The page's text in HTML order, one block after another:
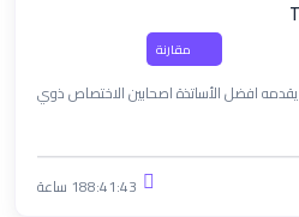
مقارنة
دورة خاصة للامتحان الموحد TRYÖS يقدمه افضل الأساتذة اصحابين الاختصاص ذوي
188:41:43 ساعة